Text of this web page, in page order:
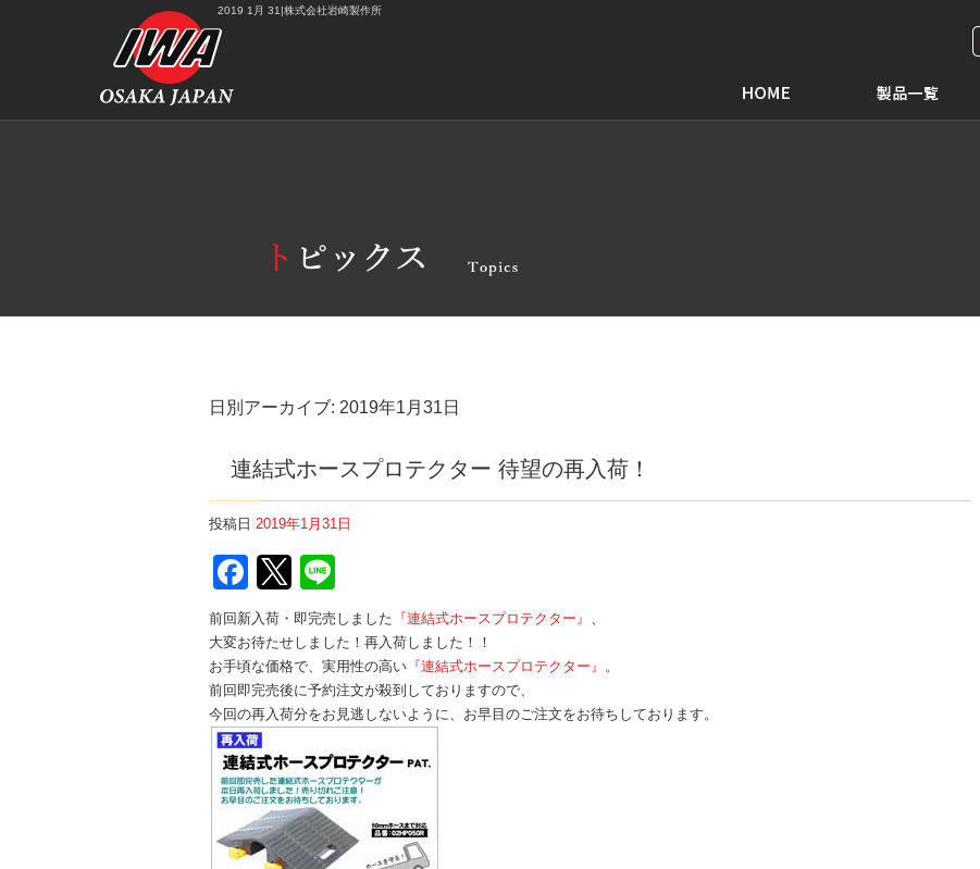
2019 1月 31|株式会社岩崎製作所
日別アーカイブ: 2019年1月31日
連結式ホースプロテクター 待望の再入荷！
投稿日 2019年1月31日
Facebook
Twitter
前回新入荷・即完売しました 『連結式ホースプロテクター』
大変お待たせしました！再入荷しました！！
お手頃な価格で、実用性の高い 『連結式ホースプロテクター』
。
前回即完売後に予約注文が殺到しておりますので、
今回の再入荷分をお見逃しないように、お早目のご注文をお待ちしております。